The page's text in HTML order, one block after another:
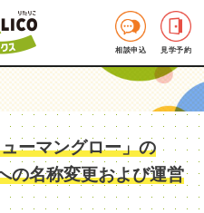
相談申込 見学予約
ーマングロー」の
の名称変更および運営